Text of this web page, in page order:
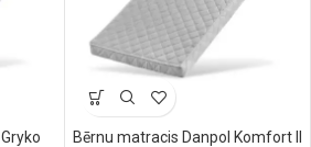
Bērnu matracis Danpol Komfort II